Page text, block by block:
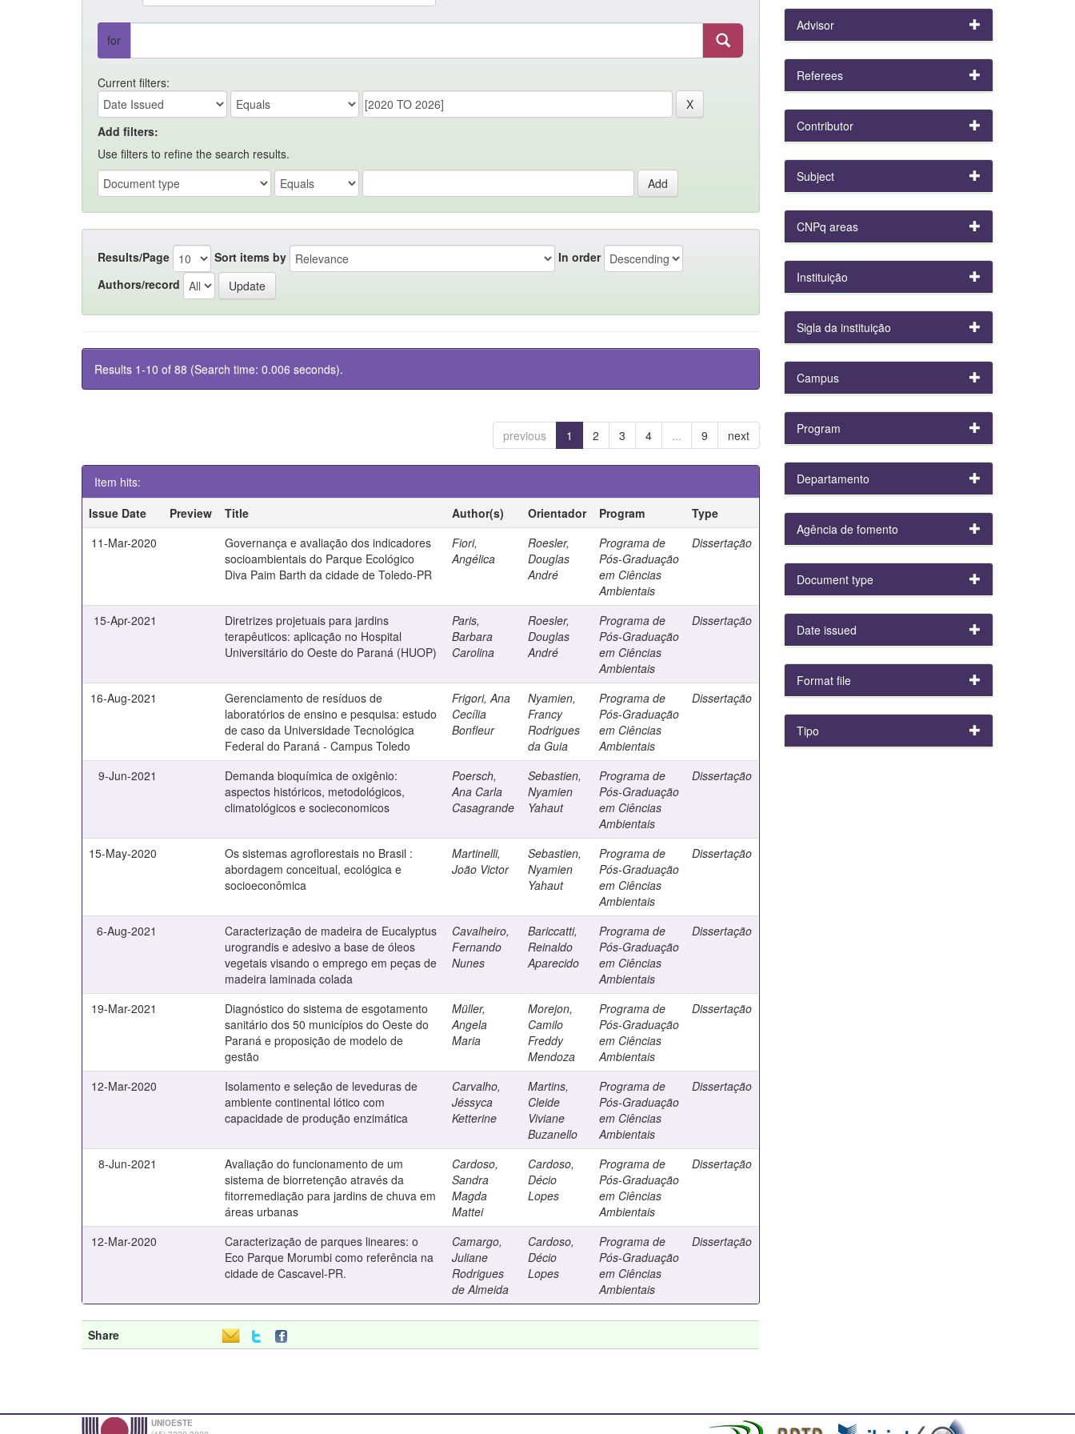
for
Current filters:
Add filters:
Use filters to refine the search results.
Results/Page Sort items by
In order
Authors/record
Results 1-10 of 88 (Search time: 0.006 seconds).
previous 1 2 3 4 ... 9 next
Item hits:
Issue Date
Preview Title Author(s) Orientador Program
Type
11-Mar-2020
Governança e avaliação dos indicadores
socioambientais do Parque Ecológico
Diva Paim Barth da cidade de Toledo-PR
Fiori,
Angélica
Roesler,
Douglas
André
Programa de
Pós-Graduação
em Ciências
Ambientais
Dissertação
15-Apr-2021
Diretrizes projetuais para jardins
terapêuticos: aplicação no Hospital
Universitário do Oeste do Paraná (HUOP)
Paris,
Barbara
Carolina
Roesler,
Douglas
André
Programa de
Pós-Graduação
em Ciências
Ambientais
Dissertação
16-Aug-2021
Gerenciamento de resíduos de
laboratórios de ensino e pesquisa: estudo
de caso da Universidade Tecnológica
Federal do Paraná - Campus Toledo
Frigori, Ana
Cecília
Bonfleur
Nyamien,
Francy
Rodrigues
da Guia
Programa de
Pós-Graduação
em Ciências
Ambientais
Dissertação
9-Jun-2021
Demanda bioquímica de oxigênio:
aspectos históricos, metodológicos,
climatológicos e socieconomicos
Poersch,
Ana Carla
Casagrande
Sebastien,
Nyamien
Yahaut
Programa de
Pós-Graduação
em Ciências
Ambientais
Dissertação
15-May-2020
Os sistemas agroflorestais no Brasil :
abordagem conceitual, ecológica e
socioeconômica
Martinelli,
João Victor
Sebastien,
Nyamien
Yahaut
Programa de
Pós-Graduação
em Ciências
Ambientais
Dissertação
6-Aug-2021
Caracterização de madeira de Eucalyptus
urograndis e adesivo a base de óleos
vegetais visando o emprego em peças de
madeira laminada colada
Cavalheiro,
Fernando
Nunes
Bariccatti,
Reinaldo
Aparecido
Programa de
Pós-Graduação
em Ciências
Ambientais
Dissertação
19-Mar-2021
Diagnóstico do sistema de esgotamento
sanitário dos 50 municípios do Oeste do
Paraná e proposição de modelo de
gestão
Müller,
Angela
Maria
Morejon,
Camilo
Freddy
Mendoza
Programa de
Pós-Graduação
em Ciências
Ambientais
Dissertação
12-Mar-2020
Isolamento e seleção de leveduras de
ambiente continental lótico com
capacidade de produção enzimática
Carvalho,
Jéssyca
Ketterine
Martins,
Cleide
Viviane
Buzanello
Programa de
Pós-Graduação
em Ciências
Ambientais
Dissertação
8-Jun-2021
Avaliação do funcionamento de um
sistema de biorretenção através da
fitorremediação para jardins de chuva em
áreas urbanas
Cardoso,
Sandra
Magda
Mattei
Cardoso,
Décio
Lopes
Programa de
Pós-Graduação
em Ciências
Ambientais
Dissertação
12-Mar-2020
Caracterização de parques lineares: o
Eco Parque Morumbi como referência na
cidade de Cascavel-PR.
Camargo,
Juliane
Rodrigues
de Almeida
Cardoso,
Décio
Lopes
Programa de
Pós-Graduação
em Ciências
Ambientais
Dissertação
Share
Advisor
Referees
Contributor
Subject
CNPq areas
Instituição
Sigla da instituição
Campus
Program
Departamento
Agência de fomento
Document type
Date issued
Format file
Tipo
UNIOESTE